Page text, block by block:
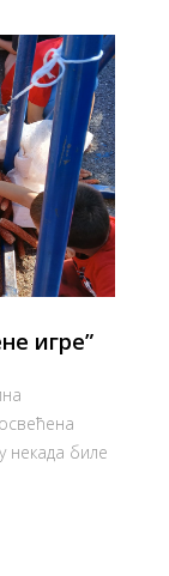
игре”
некада биле